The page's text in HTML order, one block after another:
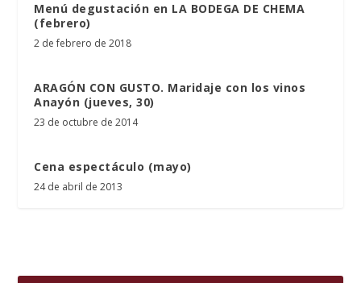
Menú degustación en LA BODEGA DE CHEMA
(febrero)
2 de febrero de 2018
ARAGÓN CON GUSTO. Maridaje con los vinos
Anayón (jueves, 30)
23 de octubre de 2014
Cena espectáculo (mayo)
24 de abril de 2013